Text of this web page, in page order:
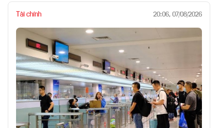
Tài chính 20:06, 07/08/2026